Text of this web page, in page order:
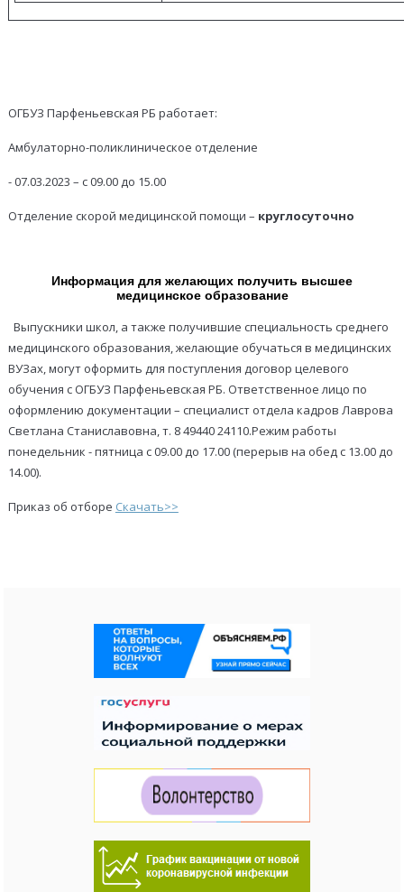
ОГБУЗ Парфеньевская РБ работает:
Амбулаторно-поликлиническое отделение
- 07.03.2023 – с 09.00 до 15.00
Отделение скорой медицинской помощи – круглосуточно
Информация для желающих получить высшее
медицинское образование
Выпускники школ, а также получившие специальность среднего
медицинского образования, желающие обучаться в медицинских
ВУЗах, могут оформить для поступления договор целевого
обучения с ОГБУЗ Парфеньевская РБ. Ответственное лицо по
оформлению документации – специалист отдела кадров Лаврова
Светлана Станиславовна, т. 8 49440 24110.Режим работы
понедельник - пятница с 09.00 до 17.00 (перерыв на обед с 13.00 до
14.00).
Приказ об отборе Скачать>>